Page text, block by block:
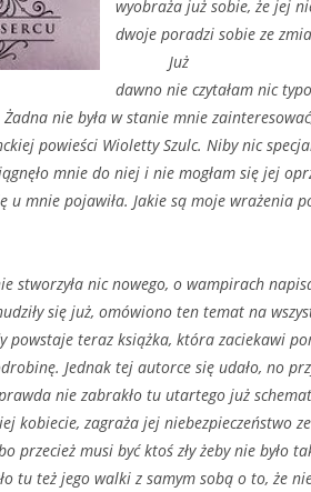
wyobraża już sobie, że jej
dwoje poradzi sobie ze
Już
dawno nie czytałam nic
nie była w stanie mnie
powieści Wioletty Szulc. Niby nic
mnie do niej i nie mogłam się jej
u mnie pojawiła. Jakie są moje wrażenia
stworzyła nic nowego, o wampirach
się już, omówiono ten temat na
powstaje teraz książka, która zaciekawi
Jednak tej autorce się udało, no
nie zabrakło tu utartego już
kobiecie, zagraża jej niebezpieczeństwo
przecież musi być ktoś zły żeby nie było
tu też jego walki z samym sobą o to, że